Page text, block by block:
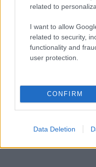
related to
I want to allow
related to security,
functionality and
user protection.
CONFIRM
Data Deletion
Megházasodott
elsőszülött fia